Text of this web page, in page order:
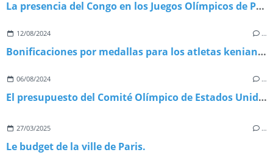
La presencia del Congo en los Juegos Olímpicos de París 2024
12/08/2024 …
Bonificaciones por medallas para los atletas kenianos
06/08/2024 …
El presupuesto del Comité Olímpico de Estados Unidos.
27/03/2025 …
Le budget de la ville de Paris.